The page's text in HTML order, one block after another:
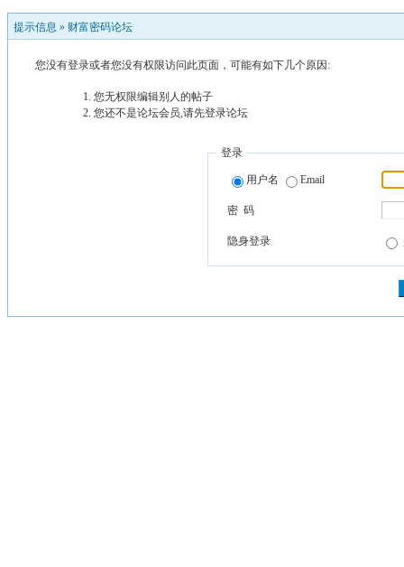
提示信息 » 财富密码论坛
您没有登录或者您没有权限访问此页面，可能有如下几个原因:
您无权限编辑别人的帖子
您还不是论坛会员,请先登录论坛
登录
用户名 Email
密 码
隐身登录